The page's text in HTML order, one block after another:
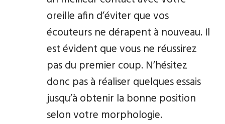
oreille afin d’éviter que vos
écouteurs ne dérapent à nouveau. Il
est évident que vous ne réussirez
pas du premier coup. N’hésitez
donc pas à réaliser quelques essais
jusqu’à obtenir la bonne position
selon votre morphologie.